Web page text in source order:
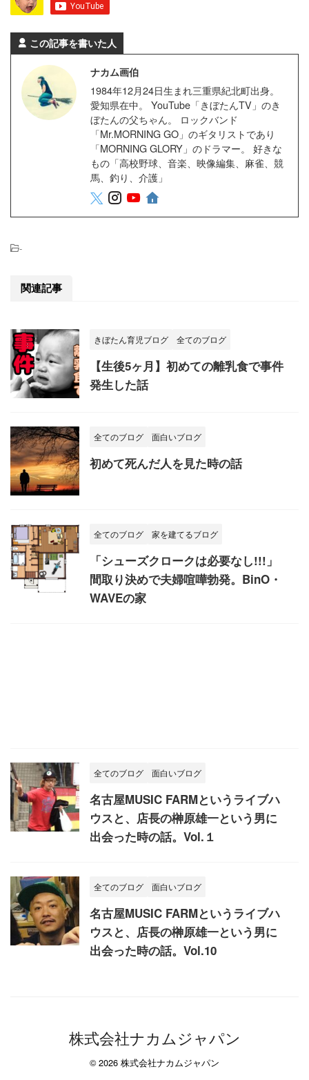
この記事を書いた人
ナカム画伯
1984年12月24日生まれ三重県紀北町出身。
愛知県在中。 YouTube「きぼたんTV」のき
ぼたんの父ちゃん。 ロックバンド
「Mr.MORNING GO」のギタリストであり
「MORNING GLORY」のドラマー。 好きな
もの「高校野球、音楽、映像編集、麻雀、競
馬、釣り、介護」
-
関連記事
きぼたん育児ブログ 全てのブログ
【生後5ヶ月】初めての離乳食で事件
発生した話
全てのブログ 面白いブログ
初めて死んだ人を見た時の話
全てのブログ 家を建てるブログ
「シューズクロークは必要なし!!!」
間取り決めで夫婦喧嘩勃発。BinO・
WAVEの家
全てのブログ 面白いブログ
名古屋MUSIC FARMというライブハ
ウスと、店長の榊原雄一という男に
出会った時の話。Vol.１
全てのブログ 面白いブログ
名古屋MUSIC FARMというライブハ
ウスと、店長の榊原雄一という男に
出会った時の話。Vol.10
株式会社ナカムジャパン
© 2026 株式会社ナカムジャパン